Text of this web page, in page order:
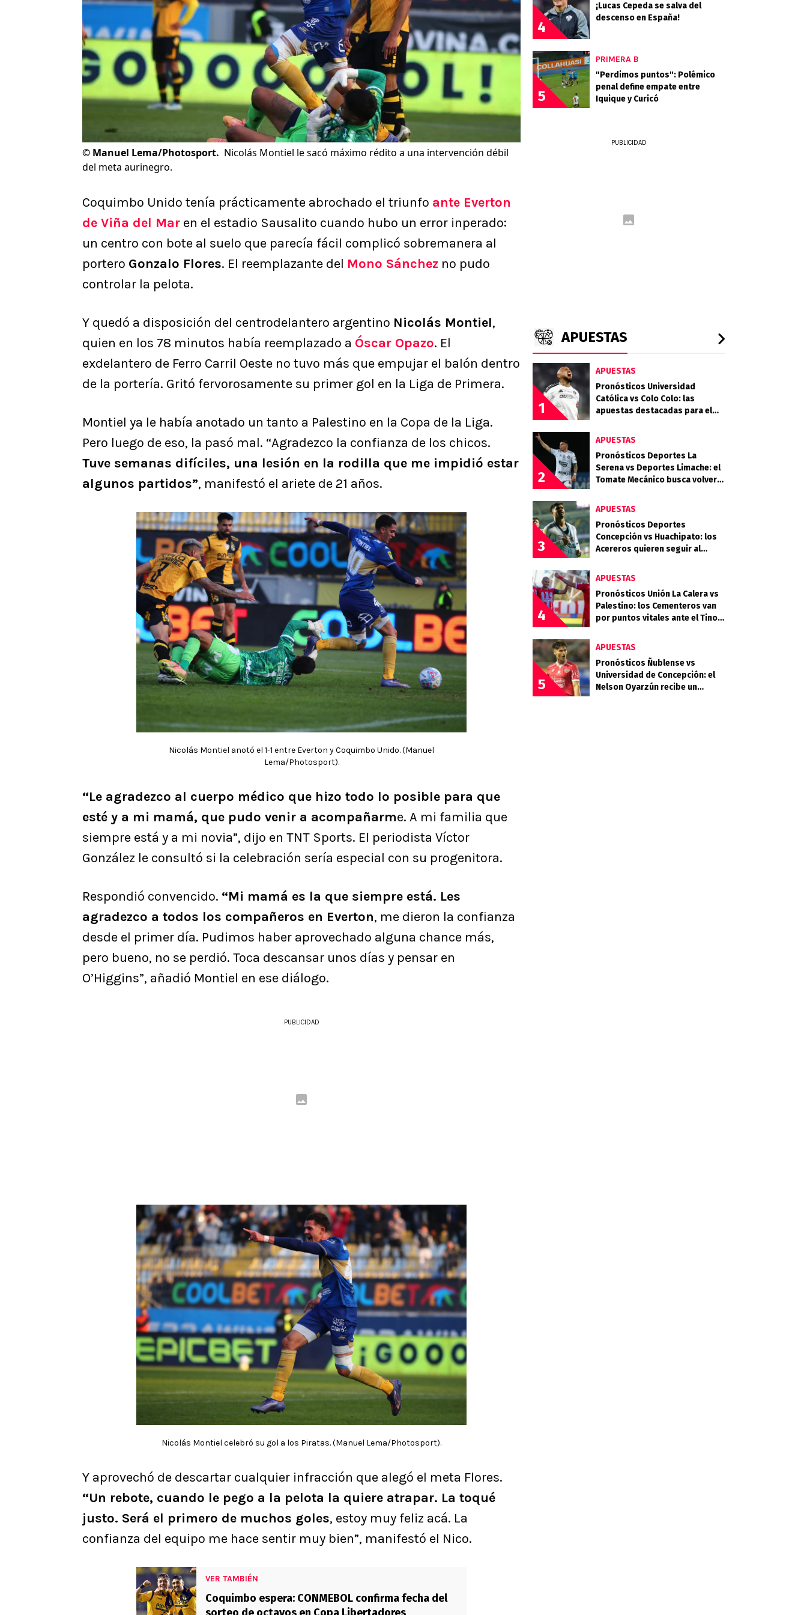
© Manuel Lema/Photosport. Nicolás Montiel le sacó máximo rédito a una intervención débil
del meta aurinegro.
Coquimbo Unido tenía prácticamente abrochado el triunfo ante Everton
de Viña del Mar en el estadio Sausalito cuando hubo un error inperado:
un centro con bote al suelo que parecía fácil complicó sobremanera al
portero Gonzalo Flores. El reemplazante del Mono Sánchez no pudo
controlar la pelota.
Y quedó a disposición del centrodelantero argentino Nicolás Montiel,
quien en los 78 minutos había reemplazado a Óscar Opazo. El
exdelantero de Ferro Carril Oeste no tuvo más que empujar el balón dentro
de la portería. Gritó fervorosamente su primer gol en la Liga de Primera.
Montiel ya le había anotado un tanto a Palestino en la Copa de la Liga.
Pero luego de eso, la pasó mal. “Agradezco la confianza de los chicos.
Tuve semanas difíciles, una lesión en la rodilla que me impidió estar
algunos partidos”, manifestó el ariete de 21 años.
Nicolás Montiel anotó el 1-1 entre Everton y Coquimbo Unido. (Manuel
Lema/Photosport).
“Le agradezco al cuerpo médico que hizo todo lo posible para que
esté y a mi mamá, que pudo venir a acompañarme. A mi familia que
siempre está y a mi novia”, dijo en TNT Sports. El periodista Víctor
González le consultó si la celebración sería especial con su progenitora.
Respondió convencido. “Mi mamá es la que siempre está. Les
agradezco a todos los compañeros en Everton, me dieron la confianza
desde el primer día. Pudimos haber aprovechado alguna chance más,
pero bueno, no se perdió. Toca descansar unos días y pensar en
O’Higgins”, añadió Montiel en ese diálogo.
PUBLICIDAD
Nicolás Montiel celebró su gol a los Piratas. (Manuel Lema/Photosport).
Y aprovechó de descartar cualquier infracción que alegó el meta Flores.
“Un rebote, cuando le pego a la pelota la quiere atrapar. La toqué
justo. Será el primero de muchos goles, estoy muy feliz acá. La
confianza del equipo me hace sentir muy bien”, manifestó el Nico.
VER TAMBIÉN
Coquimbo espera: CONMEBOL confirma fecha del
4
¡Lucas Cepeda se salva del
descenso en España!
5
PRIMERA B
"Perdimos puntos": Polémico
penal define empate entre
Iquique y Curicó
PUBLICIDAD
APUESTAS
1
APUESTAS
Pronósticos Universidad
Católica vs Colo Colo: las
apuestas destacadas para el
2
APUESTAS
Pronósticos Deportes La
Serena vs Deportes Limache: el
Tomate Mecánico busca volver
3
APUESTAS
Pronósticos Deportes
Concepción vs Huachipato: los
Acereros quieren seguir al
4
APUESTAS
Pronósticos Unión La Calera vs
Palestino: los Cementeros van
por puntos vitales ante el Tino
5
APUESTAS
Pronósticos Ñublense vs
Universidad de Concepción: el
Nelson Oyarzún recibe un